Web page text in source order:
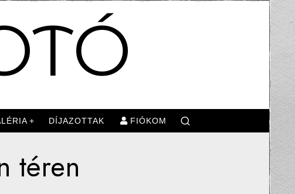
DÍJAZOTTAK FIÓKOM
téren